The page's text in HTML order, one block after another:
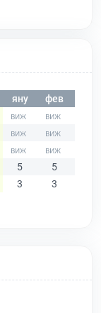
яну фев
5 5
3 3